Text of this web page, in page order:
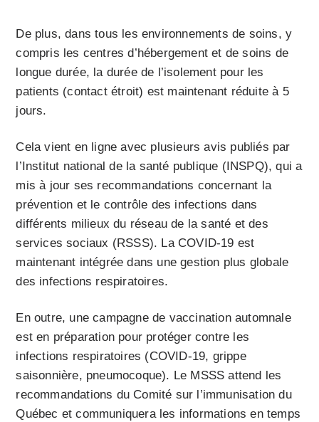
De plus, dans tous les environnements de soins, y
compris les centres d’hébergement et de soins de
longue durée, la durée de l’isolement pour les
patients (contact étroit) est maintenant réduite à 5
jours.
Cela vient en ligne avec plusieurs avis publiés par
l’Institut national de la santé publique (INSPQ), qui a
mis à jour ses recommandations concernant la
prévention et le contrôle des infections dans
différents milieux du réseau de la santé et des
services sociaux (RSSS). La COVID-19 est
maintenant intégrée dans une gestion plus globale
des infections respiratoires.
En outre, une campagne de vaccination automnale
est en préparation pour protéger contre les
infections respiratoires (COVID-19, grippe
saisonnière, pneumocoque). Le MSSS attend les
recommandations du Comité sur l’immunisation du
Québec et communiquera les informations en temps